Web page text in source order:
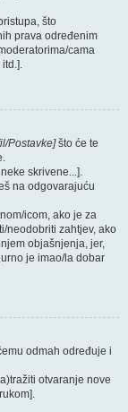
što
prava određenim
cama
itd.].
Postavke]što će te
skrivene...].
na odgovarajuću
icom, ako je za
neodobriti zahtjev, ako
objašnjenja, jer,
je imao/la dobar
odmah određuje i
otvaranje nove